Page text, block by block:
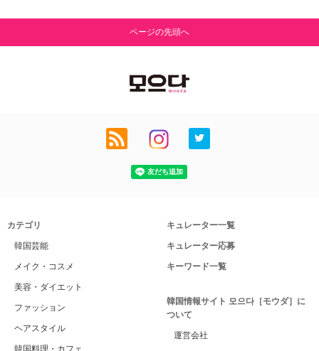
ページの先頭へ
カテゴリ
韓国芸能
メイク・コスメ
美容・ダイエット
ファッション
ヘアスタイル
韓国料理・カフェ
キュレーター一覧
キュレーター応募
キーワード一覧
韓国情報サイト 모으다［モウダ］に
ついて
運営会社